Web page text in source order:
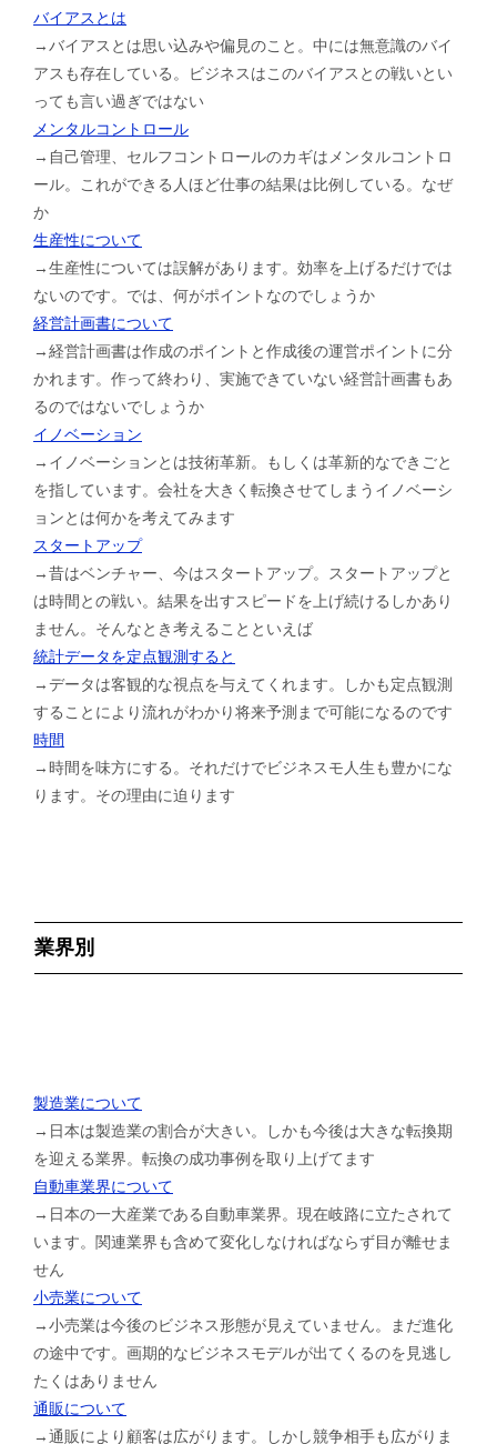
バイアスとは
→バイアスとは思い込みや偏見のこと。中には無意識のバイ
アスも存在している。ビジネスはこのバイアスとの戦いとい
っても言い過ぎではない
メンタルコントロール
→自己管理、セルフコントロールのカギはメンタルコントロ
ール。これができる人ほど仕事の結果は比例している。なぜ
か
生産性について
→生産性については誤解があります。効率を上げるだけでは
ないのです。では、何がポイントなのでしょうか
経営計画書について
→経営計画書は作成のポイントと作成後の運営ポイントに分
かれます。作って終わり、実施できていない経営計画書もあ
るのではないでしょうか
イノベーション
→イノベーションとは技術革新。もしくは革新的なできごと
を指しています。会社を大きく転換させてしまうイノベーシ
ョンとは何かを考えてみます
スタートアップ
→昔はベンチャー、今はスタートアップ。スタートアップと
は時間との戦い。結果を出すスピードを上げ続けるしかあり
ません。そんなとき考えることといえば
統計データを定点観測すると
→データは客観的な視点を与えてくれます。しかも定点観測
することにより流れがわかり将来予測まで可能になるのです
時間
→時間を味方にする。それだけでビジネスモ人生も豊かにな
ります。その理由に迫ります
業界別
製造業について
→日本は製造業の割合が大きい。しかも今後は大きな転換期
を迎える業界。転換の成功事例を取り上げてます
自動車業界について
→日本の一大産業である自動車業界。現在岐路に立たされて
います。関連業界も含めて変化しなければならず目が離せま
せん
小売業について
→小売業は今後のビジネス形態が見えていません。まだ進化
の途中です。画期的なビジネスモデルが出てくるのを見逃し
たくはありません
通販について
→通販により顧客は広がります。しかし競争相手も広がりま